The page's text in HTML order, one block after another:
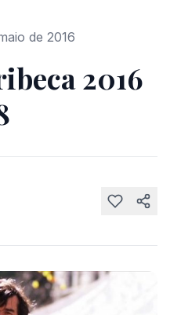
de 2016
2016